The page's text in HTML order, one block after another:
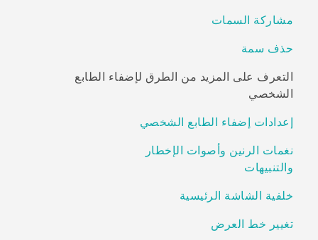
مشاركة السمات
حذف سمة
التعرف على المزيد من الطرق لإضفاء الطابع
الشخصي
إعدادات إضفاء الطابع الشخصي
نغمات الرنين وأصوات الإخطار
والتنبيهات
خلفية الشاشة الرئيسية
تغيير خط العرض